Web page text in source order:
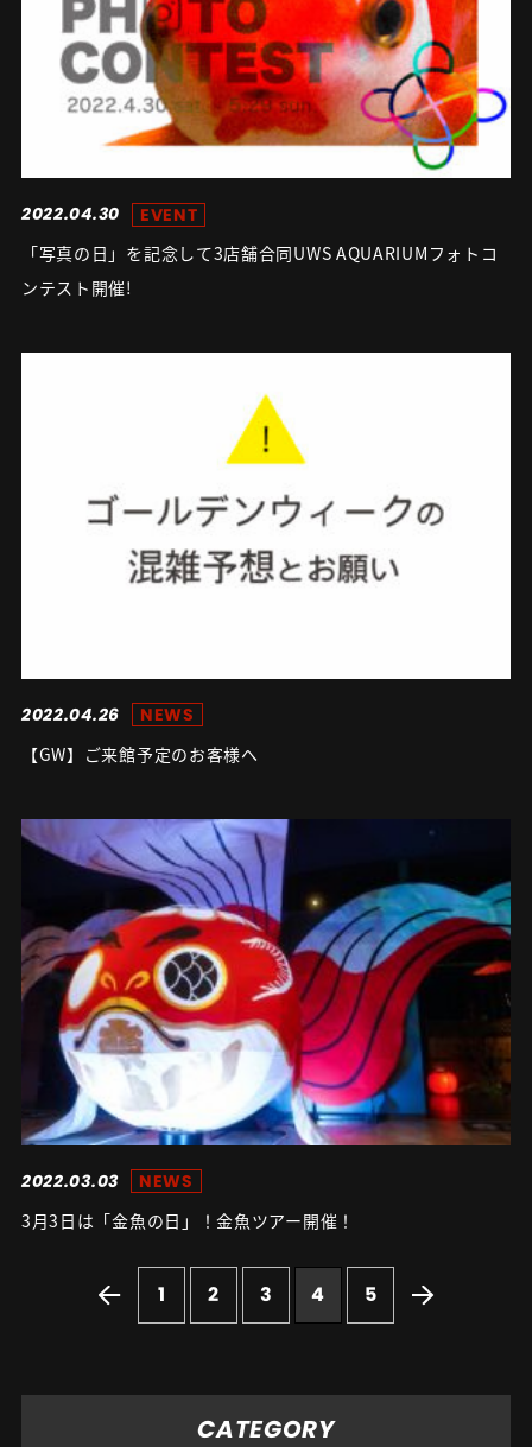
2022.04.30
EVENT
「写真の日」を記念して3店舗合同UWS AQUARIUMフォトコ
ンテスト開催!
2022.04.26
NEWS
【GW】ご来館予定のお客様へ
2022.03.03
NEWS
3月3日は「金魚の日」！金魚ツアー開催！
1 2 3 4 5
CATEGORY